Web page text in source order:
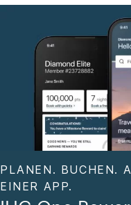
PLANEN. BUCHEN.
EINER APP.